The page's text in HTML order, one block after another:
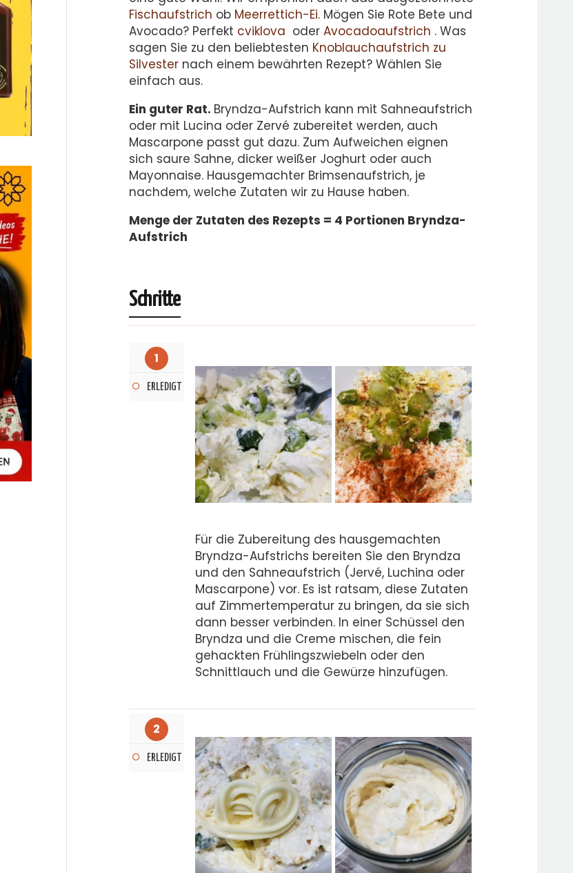
Fischaufstrich ob Meerrettich-Ei. Mögen Sie Rote Bete und
Avocado? Perfekt cviklova oder Avocadoaufstrich . Was
sagen Sie zu den beliebtesten Knoblauchaufstrich zu
Silvester nach einem bewährten Rezept? Wählen Sie
einfach aus.
Ein guter Rat. Bryndza-Aufstrich kann mit Sahneaufstrich
oder mit Lucina oder Zervé zubereitet werden, auch
Mascarpone passt gut dazu. Zum Aufweichen eignen
sich saure Sahne, dicker weißer Joghurt oder auch
Mayonnaise. Hausgemachter Brimsenaufstrich, je
nachdem, welche Zutaten wir zu Hause haben.
Menge der Zutaten des Rezepts = 4 Portionen Bryndza-
Aufstrich
Schritte
1
ERLEDIGT
Für die Zubereitung des hausgemachten
Bryndza-Aufstrichs bereiten Sie den Bryndza
und den Sahneaufstrich (Jervé, Luchina oder
Mascarpone) vor. Es ist ratsam, diese Zutaten
auf Zimmertemperatur zu bringen, da sie sich
dann besser verbinden. In einer Schüssel den
Bryndza und die Creme mischen, die fein
gehackten Frühlingszwiebeln oder den
Schnittlauch und die Gewürze hinzufügen.
2
ERLEDIGT